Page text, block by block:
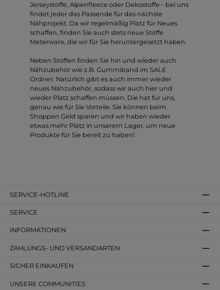
Jerseystoffe, Alpenfleece oder Dekostoffe – bei uns
findet jeder das Passende für das nächste
Nähprojekt. Da wir regelmäßig Platz für Neues
schaffen, finden Sie auch stets neue Stoffe
Meterware, die wir für Sie heruntergesetzt haben.
Neben Stoffen finden Sie hin und wieder auch
Nähzubehör wie z.B. Gummiband im SALE
Ordner. Natürlich gibt es auch immer wieder
neues Nähzubehör, sodass wir auch hier und
wieder Platz schaffen müssen. Die hat für uns,
genau wie für Sie Vorteile. Sie können beim
Shoppen Geld sparen und wir haben wieder
etwas mehr Platz in unserem Lager, um neue
Produkte für Sie bereit zu haben!
SERVICE-HOTLINE
SERVICE
INFORMATIONEN
ZAHLUNGS- UND VERSANDARTEN
SICHER EINKAUFEN
UNSERE COMMUNITIES